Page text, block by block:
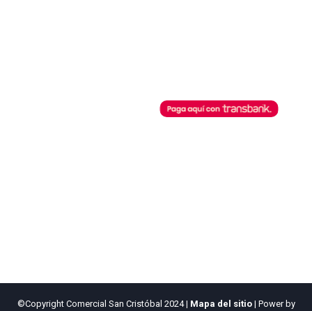
©Copyright Comercial San Cristóbal 2024| Mapa del sitio| Power by